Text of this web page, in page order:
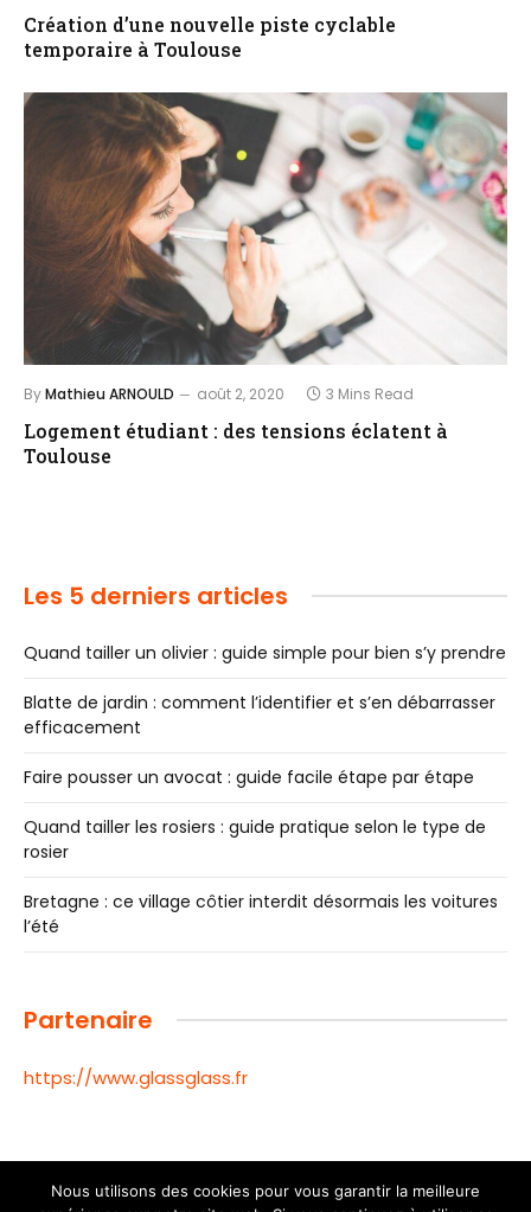
Création d’une nouvelle piste cyclable
temporaire à Toulouse
ByMathieu ARNOULD août 2, 2020 3 Mins Read
Logement étudiant : des tensions éclatent à
Toulouse
Les 5 derniers articles
Quand tailler un olivier : guide simple pour bien s’y prendre
Blatte de jardin : comment l’identifier et s’en débarrasser
efficacement
Faire pousser un avocat : guide facile étape par étape
Quand tailler les rosiers : guide pratique selon le type de
rosier
Bretagne : ce village côtier interdit désormais les voitures
l’été
Partenaire
https://www.glassglass.fr
Nous utilisons des cookies pour vous garantir la meilleure